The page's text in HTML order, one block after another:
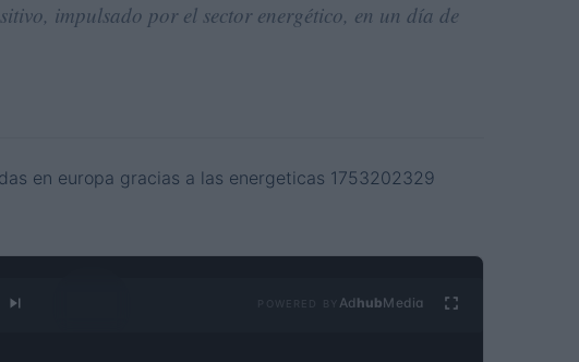
impulsado por el sector energético, en un día de
Ad hubMedia